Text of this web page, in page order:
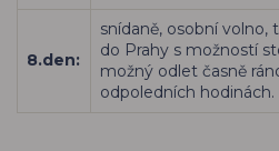
8.den:
snídaně, osobní volno,
do Prahy s možností
možný odlet časně
odpoledních hodinách.